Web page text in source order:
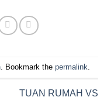
. Bookmark the permalink
TUAN RUMAH VS